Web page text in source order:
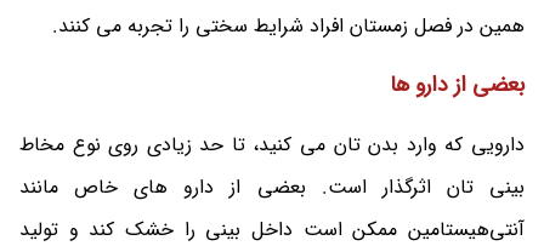
همین در فصل زمستان افراد شرایط سختی را تجربه می کنند.
بعضی از دارو ها
دارویی که وارد بدن تان می کنید، تا حد زیادی روی نوع مخاط
بینی ‌تان اثرگذار است. بعضی از دارو های خاص مانند
آنتی‌هیستامین ممکن است داخل بینی را خشک کند و تولید